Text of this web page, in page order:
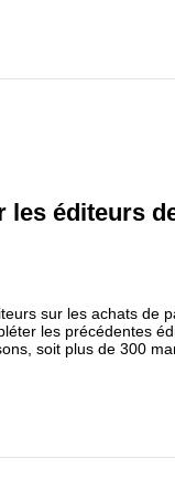
les éditeurs
sur les achats de
les précédentes
soit plus de 300